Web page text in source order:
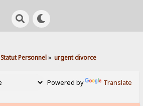
Statut Personnel» urgent divorce
Powered by Translate